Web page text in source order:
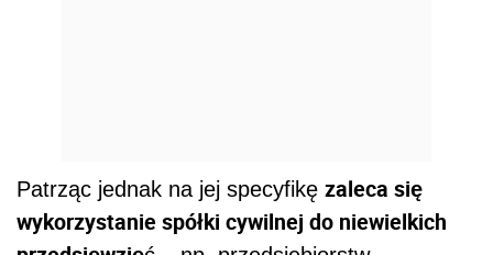
Patrząc jednak na jej specyfikę zaleca się
wykorzystanie spółki cywilnej do niewielkich